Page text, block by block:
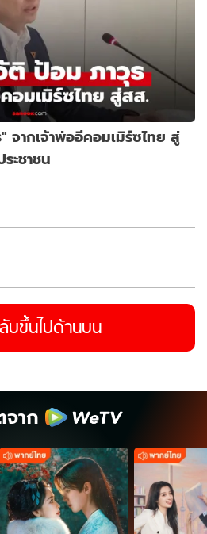
จากเจ้าพ่ออีคอมเมิร์ซไทย สู่
ะชาชน
บขึ้นไปด้านบน
าก